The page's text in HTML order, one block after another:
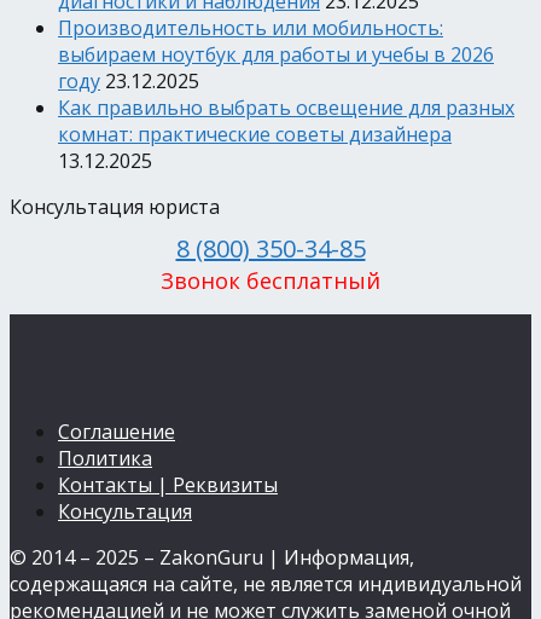
Производительность или мобильность:
выбираем ноутбук для работы и учебы в 2026
году 23.12.2025
Как правильно выбрать освещение для разных
комнат: практические советы дизайнера
13.12.2025
Консультация юриста
8 (800) 350-34-85
Звонок бесплатный
Соглашение
Политика
Контакты | Реквизиты
Консультация
© 2014 – 2025 – ZakonGuru | Информация,
содержащаяся на сайте, не является индивидуальной
рекомендацией и не может служить заменой очной